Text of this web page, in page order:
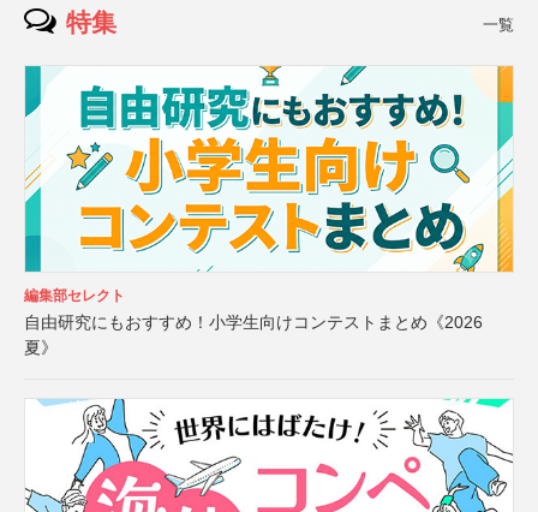
特集 一覧
編集部セレクト
自由研究にもおすすめ！小学生向けコンテストまとめ《2026
夏》